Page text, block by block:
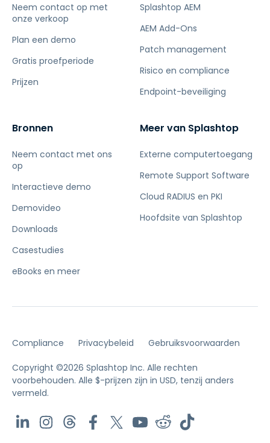
Neem contact op met
onze verkoop
Plan een demo
Gratis proefperiode
Prijzen
Splashtop AEM
AEM Add-Ons
Patch management
Risico en compliance
Endpoint-beveiliging
Bronnen
Neem contact met ons
op
Interactieve demo
Demovideo
Downloads
Casestudies
eBooks en meer
Meer van Splashtop
Externe computertoegang
Remote Support Software
Cloud RADIUS en PKI
Hoofdsite van Splashtop
Compliance Privacybeleid Gebruiksvoorwaarden
Copyright ©2026 Splashtop Inc. Alle rechten
voorbehouden. Alle $-prijzen zijn in USD, tenzij anders
vermeld.